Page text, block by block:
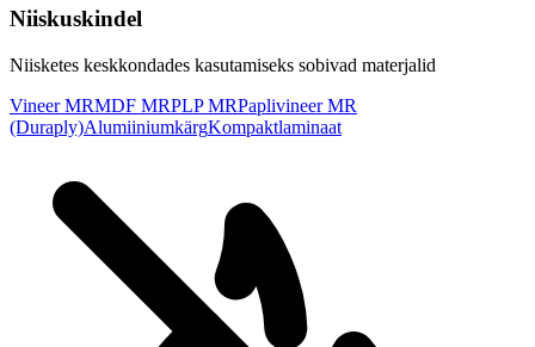
Niiskuskindel
Niisketes keskkondades kasutamiseks sobivad materjalid
Vineer MRMDF MRPLP MRPaplivineer MR
(Duraply)AlumiiniumkärgKompaktlaminaat